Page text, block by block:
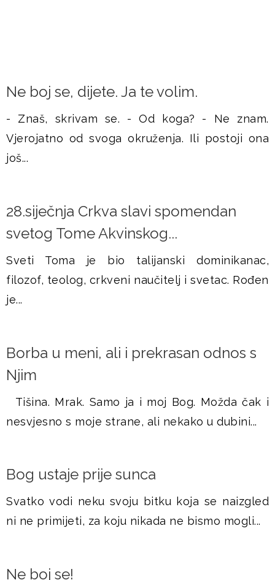
Ne boj se, dijete. Ja te volim.
- Znaš, skrivam se. - Od koga? - Ne znam.
Vjerojatno od svoga okruženja. Ili postoji ona
još...
28.siječnja Crkva slavi spomendan
svetog Tome Akvinskog...
Sveti Toma je bio talijanski dominikanac,
filozof, teolog, crkveni naučitelj i svetac. Rođen
je...
Borba u meni, ali i prekrasan odnos s
Njim
Tišina. Mrak. Samo ja i moj Bog. Možda čak i
nesvjesno s moje strane, ali nekako u dubini...
Bog ustaje prije sunca
Svatko vodi neku svoju bitku koja se naizgled
ni ne primijeti, za koju nikada ne bismo mogli...
Ne boj se!